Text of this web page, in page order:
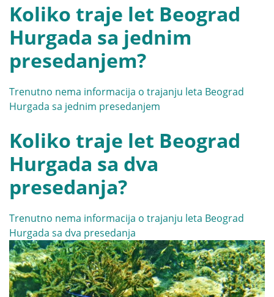
Koliko traje let Beograd
Hurgada sa jednim
presedanjem?
Trenutno nema informacija o trajanju leta Beograd
Hurgada sa jednim presedanjem
Koliko traje let Beograd
Hurgada sa dva
presedanja?
Trenutno nema informacija o trajanju leta Beograd
Hurgada sa dva presedanja